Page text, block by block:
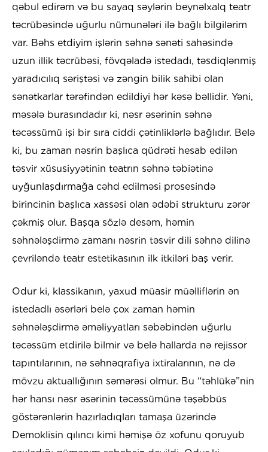
qəbul edirəm və bu sayaq səylərin beynəlxalq teatr
təcrübəsində uğurlu nümunələri ilə bağlı bilgilərim
var. Bəhs etdiyim işlərin səhnə sənəti sahəsində
uzun illik təcrübəsi, fövqəladə istedadı, təsdiqlənmiş
yaradıcılıq səriştəsi və zəngin bilik sahibi olan
sənətkarlar tərəfindən edildiyi hər kəsə bəllidir. Yəni,
məsələ burasındadır ki, nəsr əsərinin səhnə
təcəssümü işi bir sıra ciddi çətinliklərlə bağlıdır. Belə
ki, bu zaman nəsrin başlıca qüdrəti hesab edilən
təsvir xüsusiyyətinin teatrın səhnə təbiətinə
uyğunlaşdırmağa cəhd edilməsi prosesində
birincinin başlıca xassəsi olan ədəbi strukturu zərər
çəkmiş olur. Başqa sözlə desəm, həmin
səhnələşdirmə zamanı nəsrin təsvir dili səhnə dilinə
çevriləndə teatr estetikasının ilk itkiləri baş verir.
Odur ki, klassikanın, yaxud müasir müəlliflərin ən
istedadlı əsərləri belə çox zaman həmin
səhnələşdirmə əməliyyatları səbəbindən uğurlu
təcəssüm etdirilə bilmir və belə hallarda nə rejissor
tapıntılarının, nə səhnəqrafiya ixtiralarının, nə də
mövzu aktuallığının səmərəsi olmur. Bu “təhlükə”nin
hər hansı nəsr əsərinin təcəssümünə təşəbbüs
göstərənlərin hazırladıqları tamaşa üzərində
Demoklisin qılıncı kimi həmişə öz xofunu qoruyub